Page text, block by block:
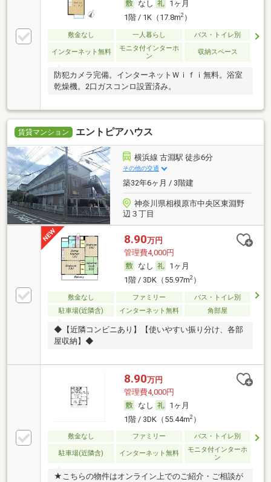
なし
1ヶ月
1階 / 1K（17.8m2）
敷金なし 一人暮らし バス・トイレ別
インターネット無料
モニタ付インターホ
ン
収納スペース
防犯カメラ完備。インターネットＷｉｆｉ無料。浴室
乾燥機。2口ガスコンロ設置済み。
賃貸マンション エントピアハウス
横浜線 古淵駅 徒歩6分
その他の交通
築32年6ヶ月 / 3階建
神奈川県相模原市中央区東淵野
辺３丁目
8.90万円
管理費4,000円
なし
1ヶ月
1階 / 3DK（55.97m2）
敷金なし ファミリー
バス・トイレ別
駐車場(近隣含)
インターネット無料 角部屋
◆【近隣コンビニあり】【使いやすい振り分け、各部
屋収納】◆
8.90万円
管理費4,000円
なし
1ヶ月
1階 / 3DK（55.44m2）
敷金なし ファミリー バス・トイレ別
駐車場(近隣含) インターネット無料
モニタ付インターホ
ン
★こちらの物件はオンライン上でのご紹介・ご相談が